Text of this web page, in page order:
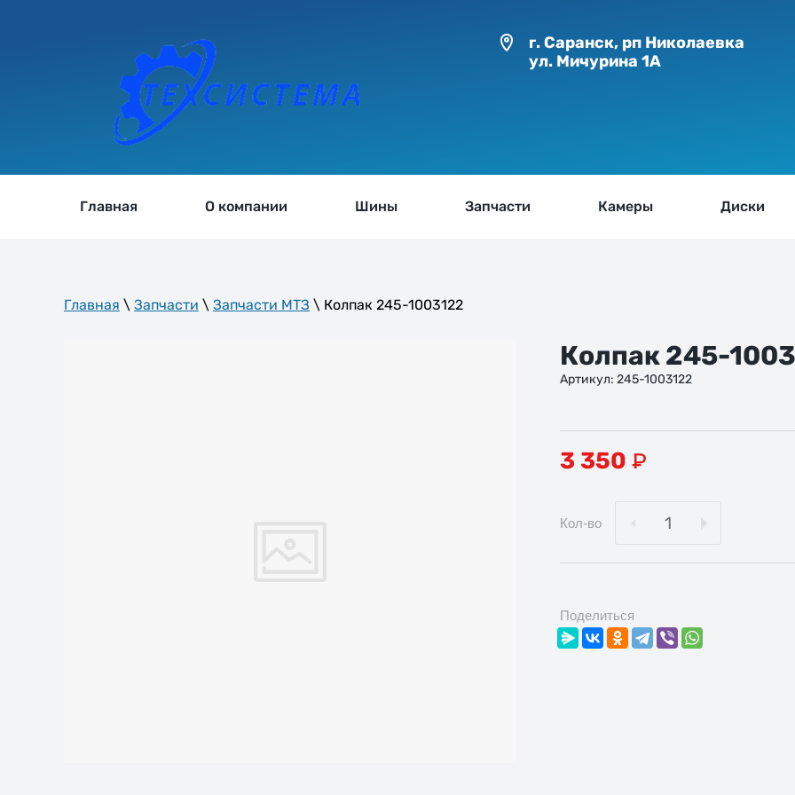
г. Саранск, рп Николаевка
ул. Мичурина 1А
Главная О компании Шины Запчасти Камеры Диски
Главная \ Запчасти \ Запчасти МТЗ \ Колпак 245-1003122
Колпак 245-
Артикул: 245-1003122
3 350 ₽
Кол-во
Поделиться